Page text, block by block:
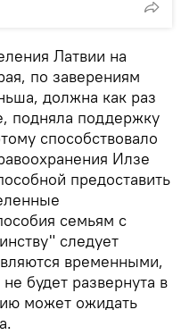
Латвии на
по заверениям
должна как раз
подняла поддержку
способствовало
Илзе
предоставить
семьям с
следует
временными,
будет развернута в
может ожидать